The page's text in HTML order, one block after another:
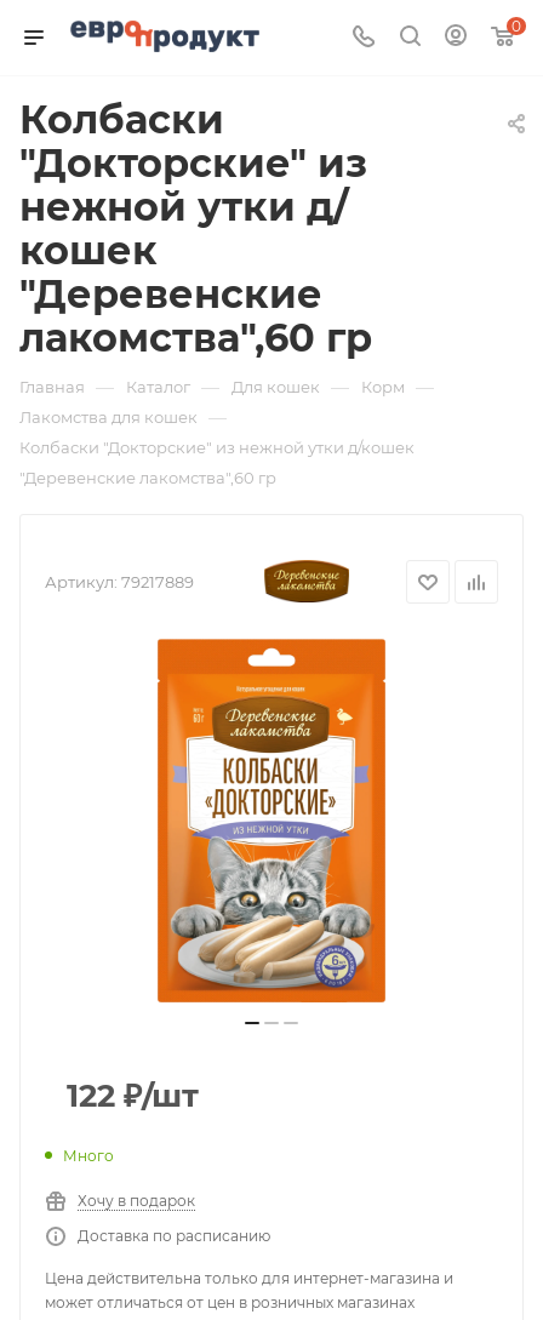
0
Колбаски
"Докторские" из
нежной утки д/
кошек
"Деревенские
лакомства",60 гр
Главная — Каталог — Для кошек — Корм —
Лакомства для кошек —
Колбаски "Докторские" из нежной утки д/кошек
"Деревенские лакомства",60 гр
Артикул: 79217889
122 ₽/шт
Много
Хочу в подарок
Доставка по расписанию
Цена действительна только для интернет-магазина и
может отличаться от цен в розничных магазинах